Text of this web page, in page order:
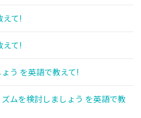
えて!
えて!
う を英語で教えて!
ムを検討しましょう を英語で教